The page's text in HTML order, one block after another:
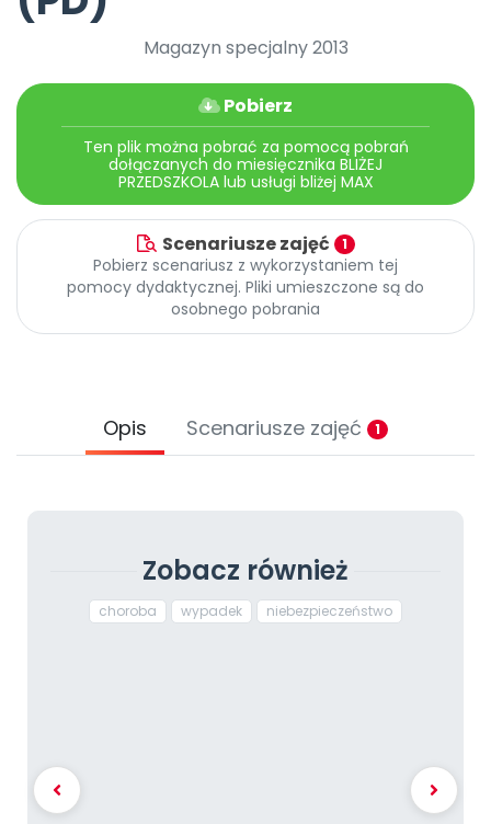
Archiwalne numery
Magazyn specjalny 2013
Pobierz
Ten plik można pobrać za pomocą pobrań
dołączanych do miesięcznika BLIŻEJ
PRZEDSZKOLA lub usługi bliżej MAX
Scenariusze zajęć 1
Pobierz scenariusz z wykorzystaniem tej
pomocy dydaktycznej. Pliki umieszczone są do
osobnego pobrania
Opis Scenariusze zajęć 1
Zobacz również
choroba wypadek niebezpieczeństwo